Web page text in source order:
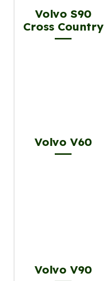
Volvo S90
Cross Country
Volvo V60
Volvo V90